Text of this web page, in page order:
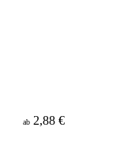
ab 2,88 €